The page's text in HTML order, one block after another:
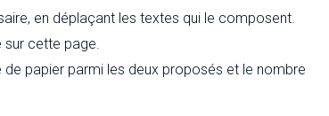
en déplaçant les textes qui le composent.
sur cette page.
papier parmi les deux proposés et le nombre